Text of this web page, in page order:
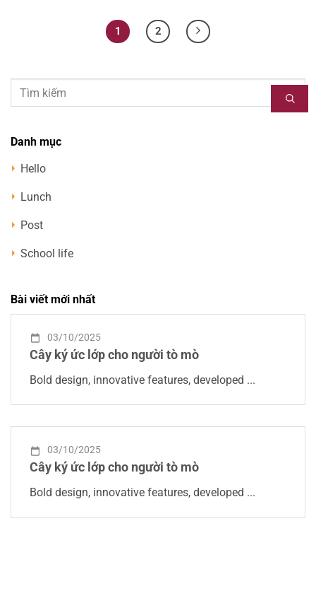
1 2
Danh mục
Hello
Lunch
Post
School life
Bài viết mới nhất
03/10/2025
Cây ký ức lớp cho người tò mò
Bold design, innovative features, developed ...
03/10/2025
Cây ký ức lớp cho người tò mò
Bold design, innovative features, developed ...